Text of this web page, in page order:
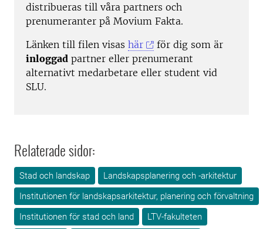
distribueras till våra partners och
prenumeranter på Movium Fakta.
Länken till filen visas här
för dig som är
inloggad partner eller prenumerant
alternativt medarbetare eller student vid
SLU.
Relaterade sidor:
Stad och landskap
Landskapsplanering och -arkitektur
Institutionen för landskapsarkitektur, planering och förvaltning
Institutionen för stad och land
LTV-fakulteten